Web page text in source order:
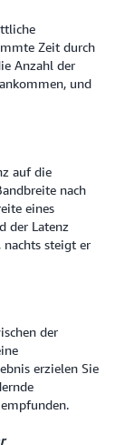
Zeit durch
Anzahl der
und
auf die
nach
eines
der Latenz
steigt er
der
erzielen Sie